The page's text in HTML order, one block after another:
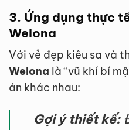
3. Ứng dụng thực
Welona
Với vẻ đẹp kiêu sa và
Welona là “vũ khí bí
án khác nhau:
Gợi ý thiết kế: